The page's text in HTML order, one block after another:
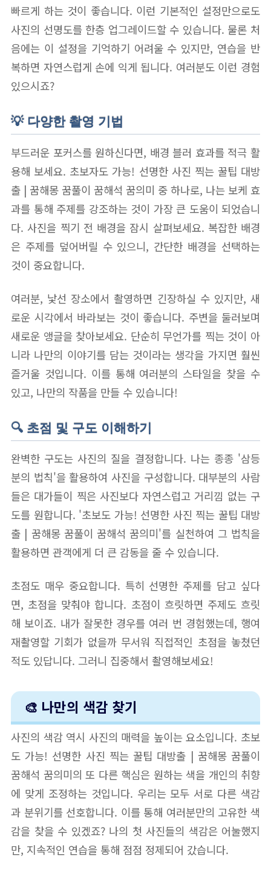
빠르게 하는 것이 좋습니다. 이런 기본적인 설정만으로도
사진의 선명도를 한층 업그레이드할 수 있습니다. 물론 처
음에는 이 설정을 기억하기 어려울 수 있지만, 연습을 반
복하면 자연스럽게 손에 익게 됩니다. 여러분도 이런 경험
있으시죠?
💡 다양한 촬영 기법
부드러운 포커스를 원하신다면, 배경 블러 효과를 적극 활
용해 보세요. 초보자도 가능! 선명한 사진 찍는 꿀팁 대방
출 | 꿈해몽 꿈풀이 꿈해석 꿈의미 중 하나로, 나는 보케 효
과를 통해 주제를 강조하는 것이 가장 큰 도움이 되었습니
다. 사진을 찍기 전 배경을 잠시 살펴보세요. 복잡한 배경
은 주제를 덮어버릴 수 있으니, 간단한 배경을 선택하는
것이 중요합니다.
여러분, 낯선 장소에서 촬영하면 긴장하실 수 있지만, 새
로운 시각에서 바라보는 것이 좋습니다. 주변을 둘러보며
새로운 앵글을 찾아보세요. 단순히 무언가를 찍는 것이 아
니라 나만의 이야기를 담는 것이라는 생각을 가지면 훨씬
즐거울 것입니다. 이를 통해 여러분의 스타일을 찾을 수
있고, 나만의 작품을 만들 수 있습니다!
🔍 초점 및 구도 이해하기
완벽한 구도는 사진의 질을 결정합니다. 나는 종종 '삼등
분의 법칙'을 활용하여 사진을 구성합니다. 대부분의 사람
들은 대가들이 찍은 사진보다 자연스럽고 거리낌 없는 구
도를 원합니다. '초보도 가능! 선명한 사진 찍는 꿀팁 대방
출 | 꿈해몽 꿈풀이 꿈해석 꿈의미'를 실천하여 그 법칙을
활용하면 관객에게 더 큰 감동을 줄 수 있습니다.
초점도 매우 중요합니다. 특히 선명한 주제를 담고 싶다
면, 초점을 맞춰야 합니다. 초점이 흐릿하면 주제도 흐릿
해 보이죠. 내가 잘못한 경우를 여러 번 경험했는데, 행여
재촬영할 기회가 없을까 무서워 직접적인 초점을 놓쳤던
적도 있답니다. 그러니 집중해서 촬영해보세요!
🎨 나만의 색감 찾기
사진의 색감 역시 사진의 매력을 높이는 요소입니다. 초보
도 가능! 선명한 사진 찍는 꿀팁 대방출 | 꿈해몽 꿈풀이
꿈해석 꿈의미의 또 다른 핵심은 원하는 색을 개인의 취향
에 맞게 조정하는 것입니다. 우리는 모두 서로 다른 색감
과 분위기를 선호합니다. 이를 통해 여러분만의 고유한 색
감을 찾을 수 있겠죠? 나의 첫 사진들의 색감은 어눌했지
만, 지속적인 연습을 통해 점점 정제되어 갔습니다.